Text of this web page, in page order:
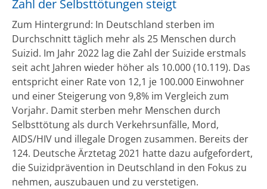
Zahl der Selbsttötungen steigt
Zum Hintergrund: In Deutschland sterben im
Durchschnitt täglich mehr als 25 Menschen durch
Suizid. Im Jahr 2022 lag die Zahl der Suizide erstmals
seit acht Jahren wieder höher als 10.000 (10.119). Das
entspricht einer Rate von 12,1 je 100.000 Einwohner
und einer Steigerung von 9,8% im Vergleich zum
Vorjahr. Damit sterben mehr Menschen durch
Selbsttötung als durch Verkehrsunfälle, Mord,
AIDS/HIV und illegale Drogen zusammen. Bereits der
124. Deutsche Ärztetag 2021 hatte dazu aufgefordert,
die Suizidprävention in Deutschland in den Fokus zu
nehmen, auszubauen und zu verstetigen.